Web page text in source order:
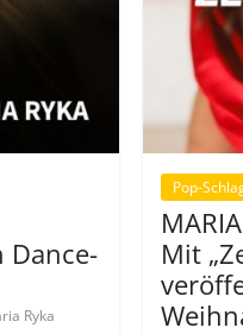
Dance-
Ryka
Pop-
Mit